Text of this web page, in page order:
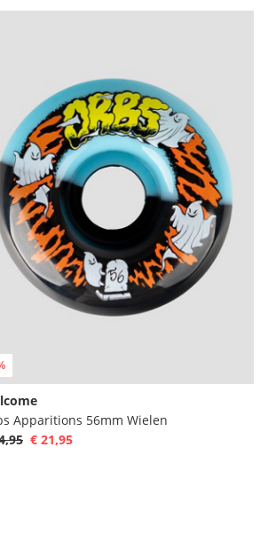
Apparitions 56mm Wielen
€ 21,95